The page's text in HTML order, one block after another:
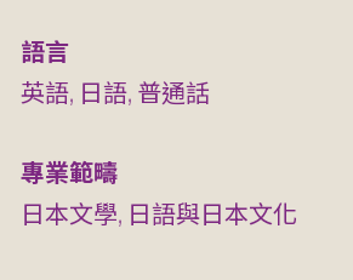
語言
英語, 日語, 普通話
專業範疇
日本文學, 日語與日本文化